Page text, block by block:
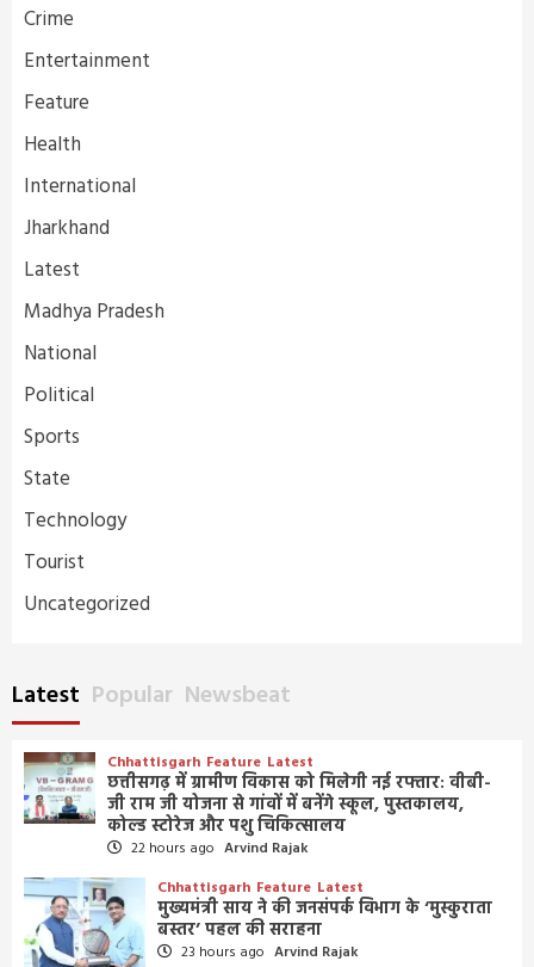
Crime
Entertainment
Feature
Health
International
Jharkhand
Latest
Madhya Pradesh
National
Political
Sports
State
Technology
Tourist
Uncategorized
Latest Popular Newsbeat
Chhattisgarh Feature Latest
छत्तीसगढ़ में ग्रामीण विकास को मिलेगी नई रफ्तार: वीबी-
जी राम जी योजना से गांवों में बनेंगे स्कूल, पुस्तकालय,
कोल्ड स्टोरेज और पशु चिकित्सालय
22 hours ago Arvind Rajak
Chhattisgarh Feature Latest
मुख्यमंत्री साय ने की जनसंपर्क विभाग के ‘मुस्कुराता
बस्तर’ पहल की सराहना
23 hours ago Arvind Rajak